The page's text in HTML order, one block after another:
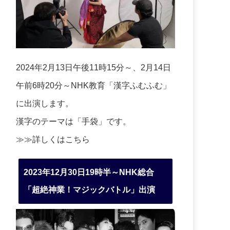
2024年2月13日午後11時15分～、2月14日
午前6時20分～NHK教育「漢字ふむふむ」
に出演します。
漢字のテーマは「手袋」です。
≫≫詳しくはこちら
2023年12月30日19時半～NHK総合
「超絶神業！マジックバトル」出演